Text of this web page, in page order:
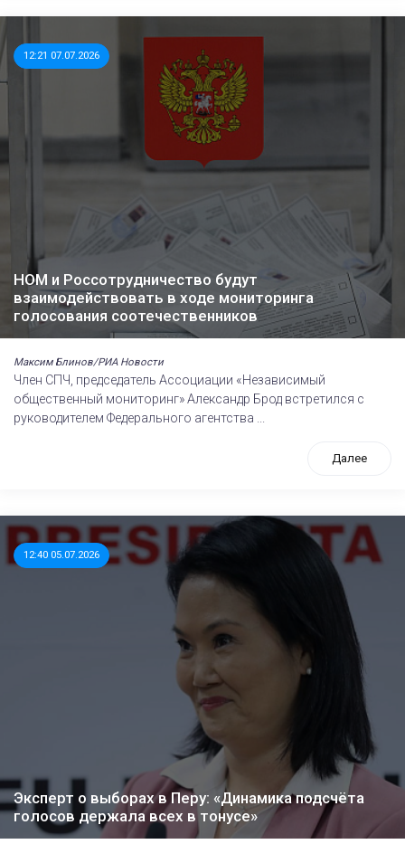
12:21 07.07.2026
НОМ и Россотрудничество будут
взаимодействовать в ходе мониторинга
голосования соотечественников
Максим Блинов/РИА Новости
Член СПЧ, председатель Ассоциации «Независимый
общественный мониторинг» Александр Брод встретился с
руководителем Федерального агентства ...
Далее
12:40 05.07.2026
Эксперт о выборах в Перу: «Динамика подсчёта
голосов держала всех в тонусе»